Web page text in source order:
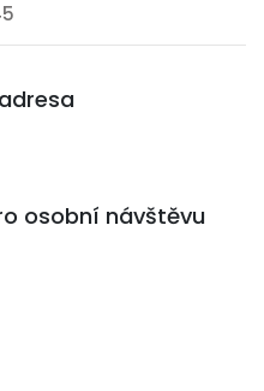
osobní návštěvu